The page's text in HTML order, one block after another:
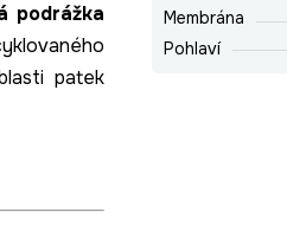
podrážka
patek
Membrána
Pohlaví